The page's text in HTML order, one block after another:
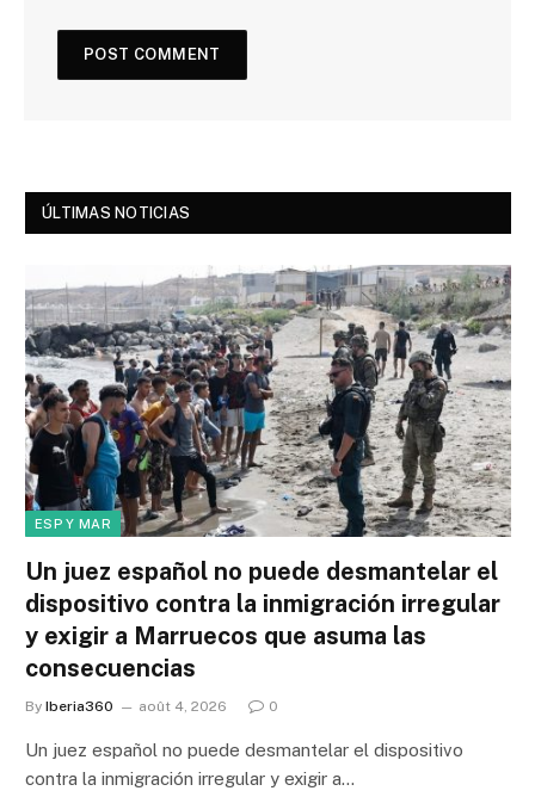
ÚLTIMAS NOTICIAS
ESP Y MAR
Un juez español no puede desmantelar el
dispositivo contra la inmigración irregular
y exigir a Marruecos que asuma las
consecuencias
By Iberia360 août 4, 2026 0
Un juez español no puede desmantelar el dispositivo
contra la inmigración irregular y exigir a…